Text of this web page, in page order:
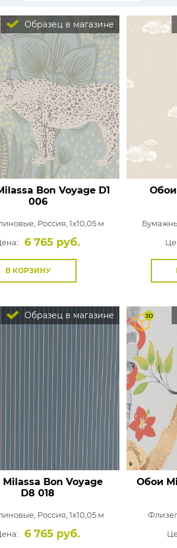
Образец в магазине
Bon VoyageD1
006
Россия, 1x10,05 м
6 765 руб.
В КОРЗИНУ
Образец в магазине
Bon Voyage
D8 018
Россия, 1x10,05 м
6 765 руб.
Обои